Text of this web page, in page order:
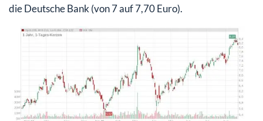
die Deutsche Bank (von 7 auf 7,70 Euro).